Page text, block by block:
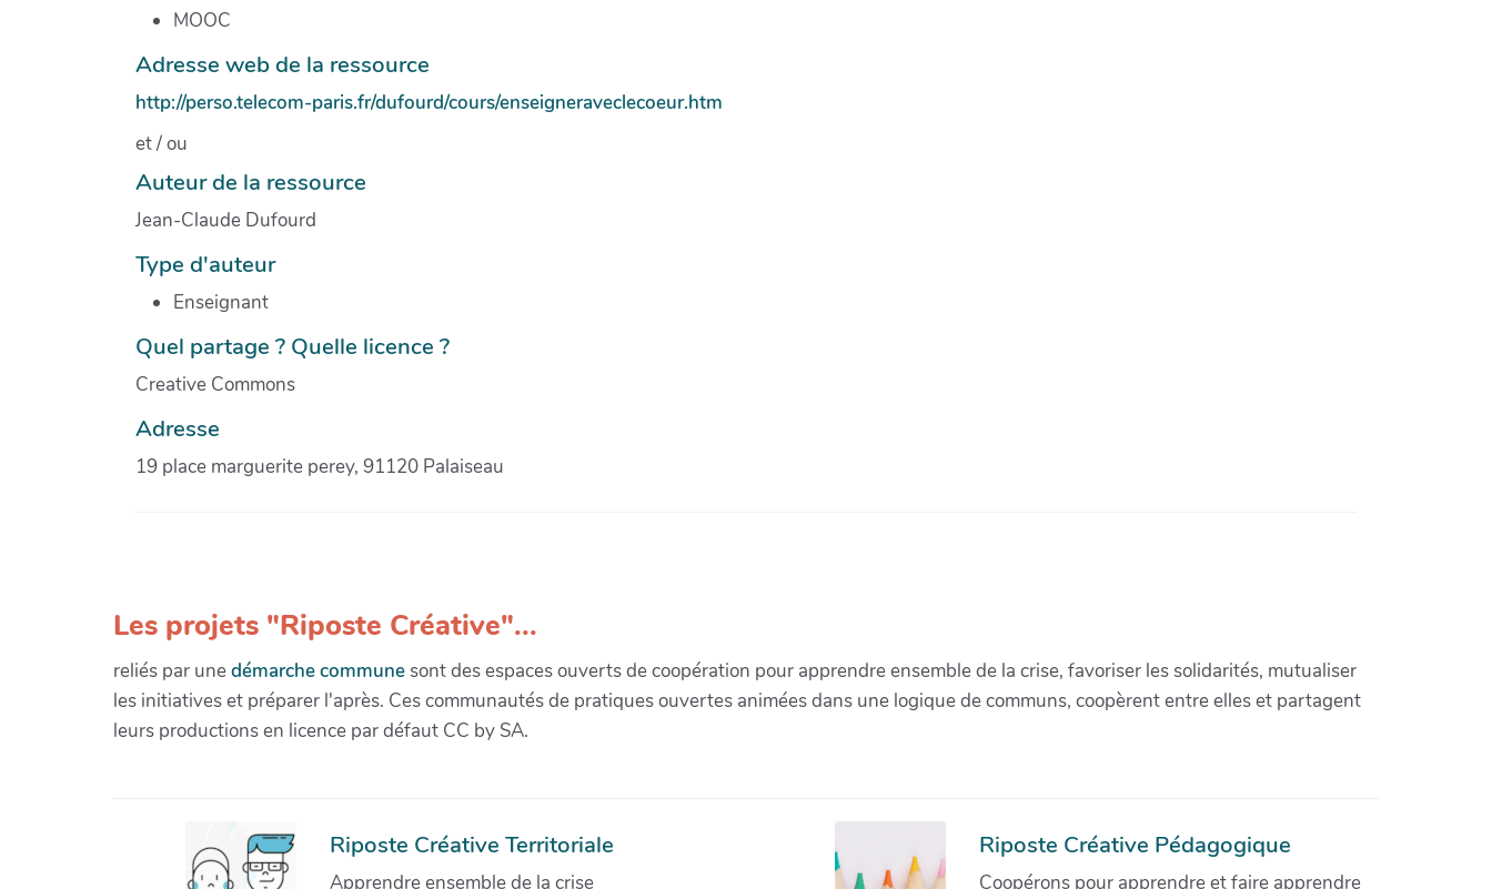
MOOC
Adresse web de la ressource
http://perso.telecom-paris.fr/dufourd/cours/enseigneraveclecoeur.htm
et / ou
Auteur de la ressource
Jean-Claude Dufourd
Type d'auteur
Enseignant
Quel partage ? Quelle licence ?
Creative Commons
Adresse
19 place marguerite perey, 91120 Palaiseau